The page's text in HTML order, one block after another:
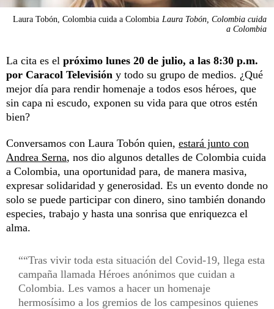
Laura Tobón, Colombia cuida a Colombia Laura Tobón, Colombia cuida
a Colombia
La cita es el próximo lunes 20 de julio, a las 8:30 p.m.
por Caracol Televisión y todo su grupo de medios. ¿Qué
mejor día para rendir homenaje a todos esos héroes, que
sin capa ni escudo, exponen su vida para que otros estén
bien?
Conversamos con Laura Tobón quien, estará junto con
Andrea Serna, nos dio algunos detalles de Colombia cuida
a Colombia, una oportunidad para, de manera masiva,
expresar solidaridad y generosidad. Es un evento donde no
solo se puede participar con dinero, sino también donando
especies, trabajo y hasta una sonrisa que enriquezca el
alma.
“Tras vivir toda esta situación del Covid-19, llega esta
campaña llamada Héroes anónimos que cuidan a
Colombia. Les vamos a hacer un homenaje
hermosísimo a los gremios de los campesinos quienes